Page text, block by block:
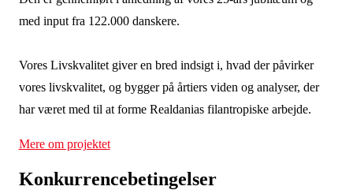
med input fra 122.000 danskere.
Vores Livskvalitet giver en bred indsigt i, hvad der påvirker
vores livskvalitet, og bygger på årtiers viden og analyser, der
har været med til at forme Realdanias filantropiske arbejde.
Mere om projektet
Konkurrencebetingelser